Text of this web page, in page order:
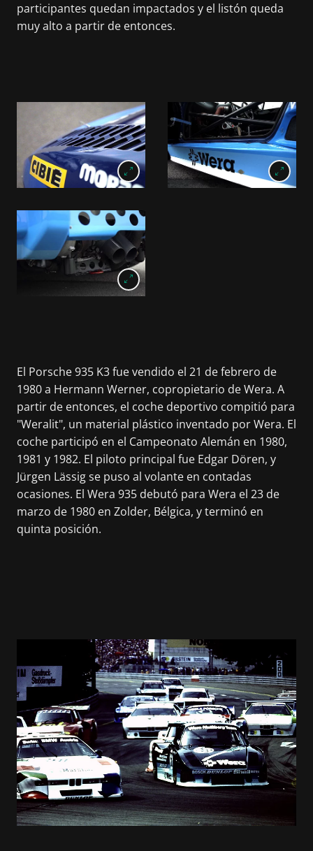
participantes quedan impactados y el listón queda
muy alto a partir de entonces.
El Porsche 935 K3 fue vendido el 21 de febrero de
1980 a Hermann Werner, copropietario de Wera. A
partir de entonces, el coche deportivo compitió para
"Weralit", un material plástico inventado por Wera. El
coche participó en el Campeonato Alemán en 1980,
1981 y 1982. El piloto principal fue Edgar Dören, y
Jürgen Lässig se puso al volante en contadas
ocasiones. El Wera 935 debutó para Wera el 23 de
marzo de 1980 en Zolder, Bélgica, y terminó en
quinta posición.